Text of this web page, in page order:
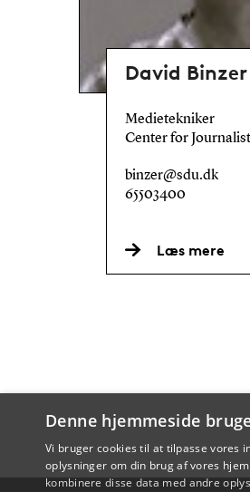
David Binzer
Medietekniker
Center for
binzer@sdu.dk
65503400
Læs mere
Denne hjemmeside
Vi bruger cookies til at tilpasse vores
oplysninger om din brug af vores
kombinere disse data med andre